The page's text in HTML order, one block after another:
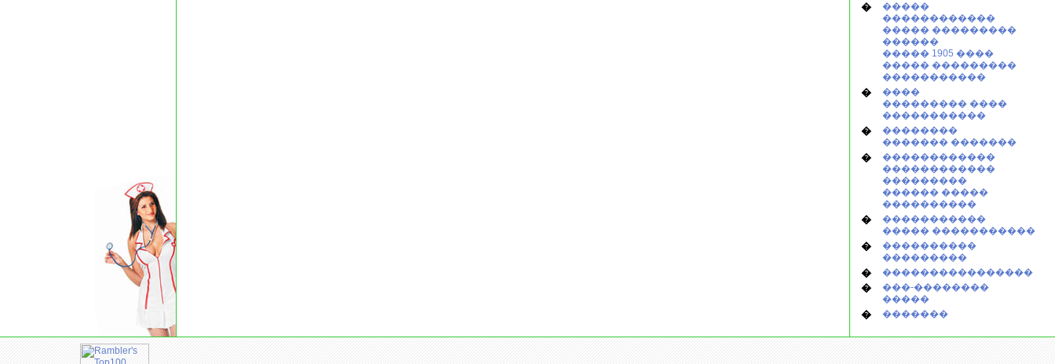
�
�����
������������
����� ���������
������
����� 1905 ����
����� ���������
�����������
�
����
��������� ����
�����������
�
��������
������� �������
�
������������
������������
���������
������ �����
����������
�
�����������
����� �����������
�
����������
���������
� ����������������
�
���-��������
�����
� �������